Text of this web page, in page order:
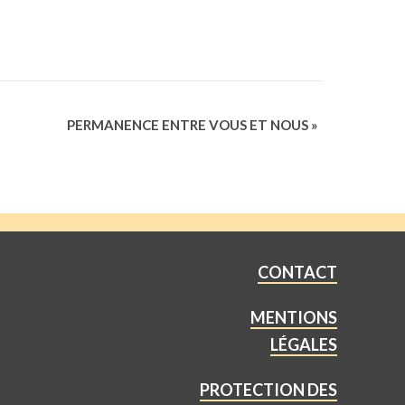
PERMANENCE ENTRE VOUS ET NOUS »
CONTACT
MENTIONS
LÉGALES
PROTECTION DES